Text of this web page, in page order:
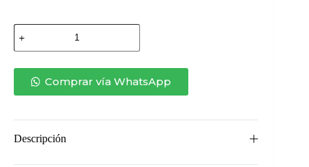
SILLA
MEDINA
cantidad
Comprar vía WhatsApp
Descripción